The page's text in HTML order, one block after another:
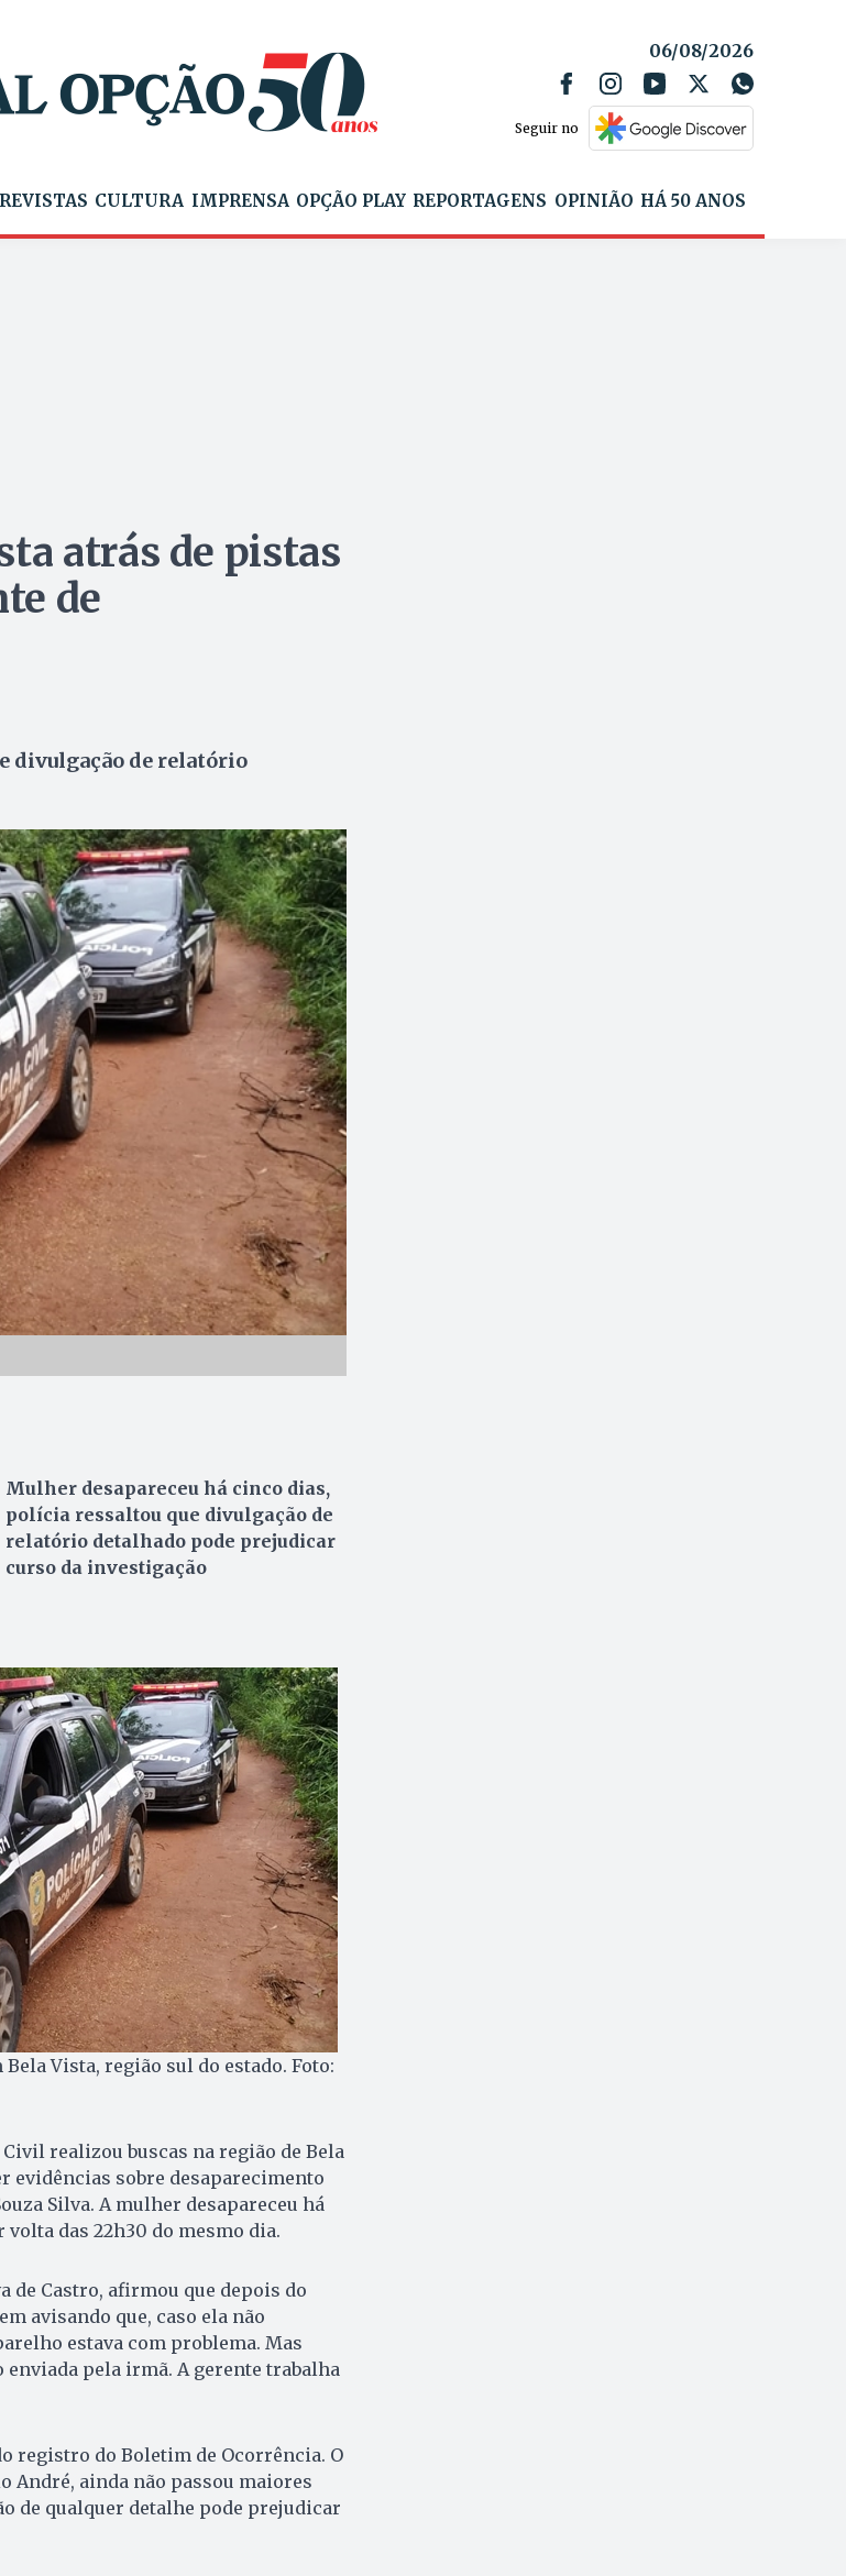
06/08/2026
Seguir no
CULTURA IMPRENSA OPÇÃO PLAY REPORTAGENS OPINIÃO HÁ 50 ANOS
atrás de pistas
de
divulgação de relatório
Mulher desapareceu há cinco dias,
polícia ressaltou que divulgação de
relatório detalhado pode prejudicar
curso da investigação
Vista, região sul do estado. Foto:
realizou buscas na região de Bela
evidências sobre desaparecimento
Silva. A mulher desapareceu há
das 22h30 do mesmo dia.
de Castro, afirmou que depois do
avisando que, caso ela não
estava com problema. Mas
pela irmã. A gerente trabalha
registro do Boletim de Ocorrência. O
André, ainda não passou maiores
de qualquer detalhe pode prejudicar